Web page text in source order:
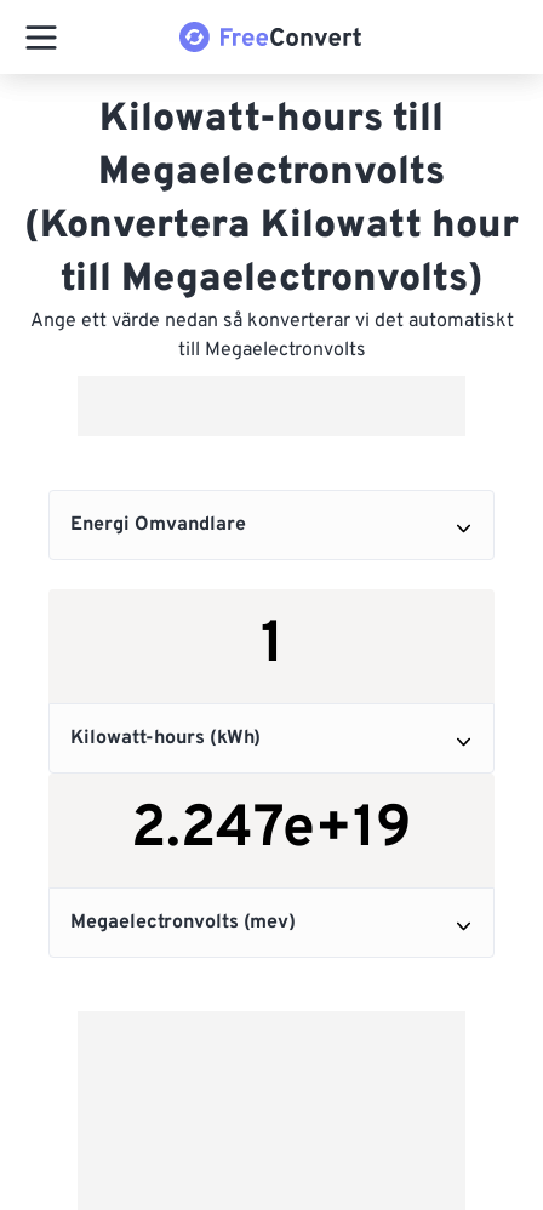
Kilowatt-hours till
Megaelectronvolts
(Konvertera Kilowatt hour
till Megaelectronvolts)
Ange ett värde nedan så konverterar vi det automatiskt
till Megaelectronvolts